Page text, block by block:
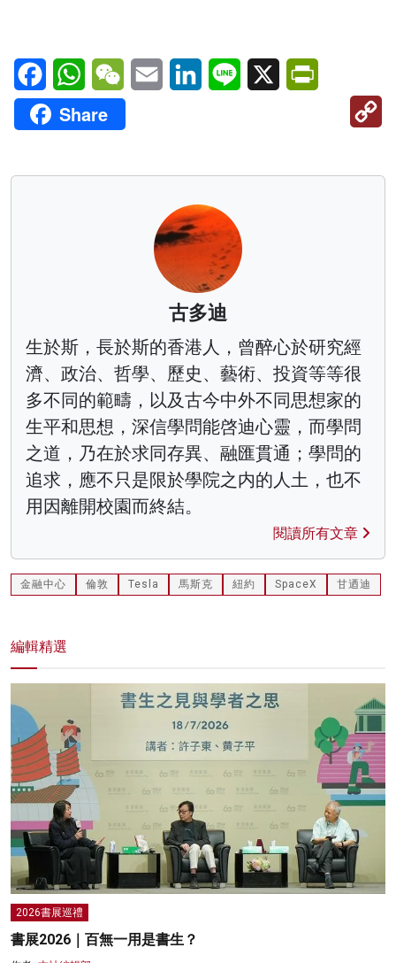
FacebookWhatsAppWeChatEmail LinkedInLine X
Share
古多迪
生於斯，長於斯的香港人，曾醉心於研究經
濟、政治、哲學、歷史、藝術、投資等等很
多不同的範疇，以及古今中外不同思想家的
生平和思想，深信學問能啓迪心靈，而學問
之道，乃在於求同存異、融匯貫通；學問的
追求，應不只是限於學院之内的人土，也不
用因離開校園而終結。
閱讀所有文章
金融中心 倫敦 Tesla 馬斯克 紐約 SpaceX 甘迺迪
編輯精選
2026書展巡禮
書展2026｜百無一用是書生？